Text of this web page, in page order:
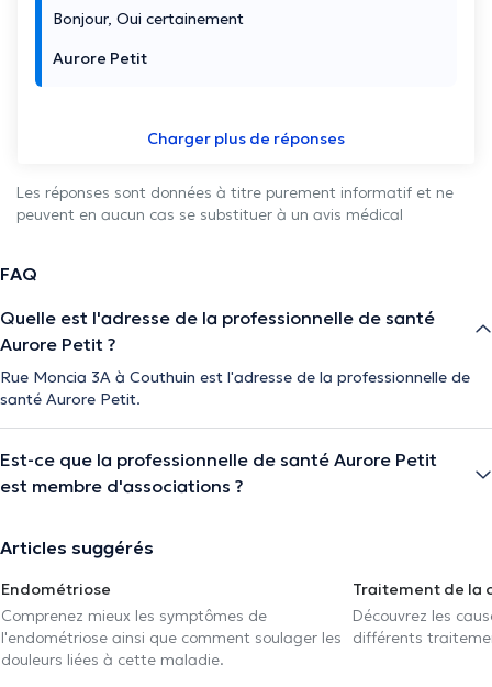
Bonjour, Oui certainement
Aurore Petit
Charger plus de réponses
Les réponses sont données à titre purement informatif et ne
peuvent en aucun cas se substituer à un avis médical
FAQ
Quelle est l'adresse de la professionnelle de santé
Aurore Petit ?
Rue Moncia 3A à Couthuin est l'adresse de la professionnelle de
santé Aurore Petit.
Est-ce que la professionnelle de santé Aurore Petit
est membre d'associations ?
Articles suggérés
Endométriose
Comprenez mieux les symptômes de
l'endométriose ainsi que comment soulager les
douleurs liées à cette maladie.
Traitement de la
Découvrez les
différents